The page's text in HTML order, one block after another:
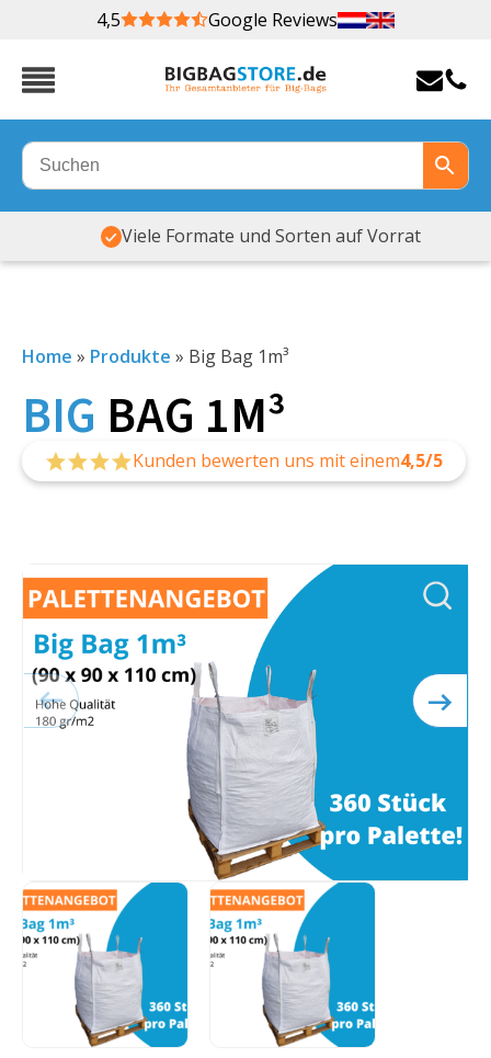
4,5 Google Reviews
Viele Formate und Sorten auf Vorrat
Home » Produkte » Big Bag 1m³
BIG BAG 1M³
Kunden bewerten uns mit einem4,5/5